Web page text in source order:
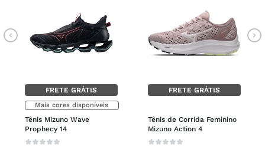
FRETE GRÁTIS
Mais cores disponíveis
Tênis Mizuno Wave
Prophecy 14
FRETE GRÁTIS
Tênis de Corrida Feminino
Mizuno Action 4